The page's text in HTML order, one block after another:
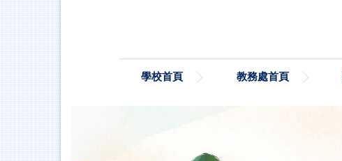
學校首頁 教務處首頁